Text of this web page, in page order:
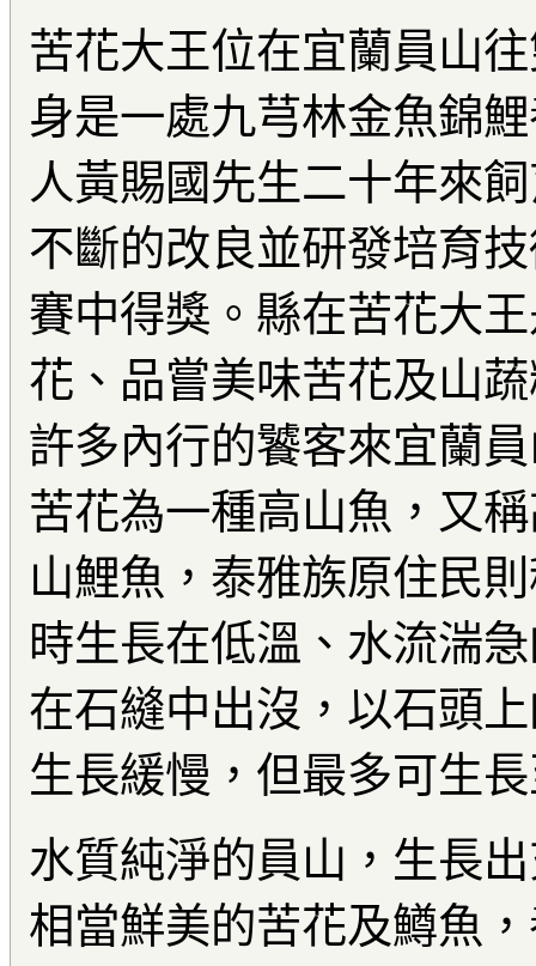
苦花大王位在宜蘭員山
身是一處九芎林金魚錦
人黃賜國先生二十年來
不斷的改良並研發培育
賽中得獎。縣在苦花大
花、品嘗美味苦花及山
許多內行的饕客來宜蘭
苦花為一種高山魚，又
山鯉魚，泰雅族原住民
時生長在低溫、水流湍
在石縫中出沒，以石頭
生長緩慢，但最多可生
水質純淨的員山，生長
相當鮮美的苦花及鱒魚